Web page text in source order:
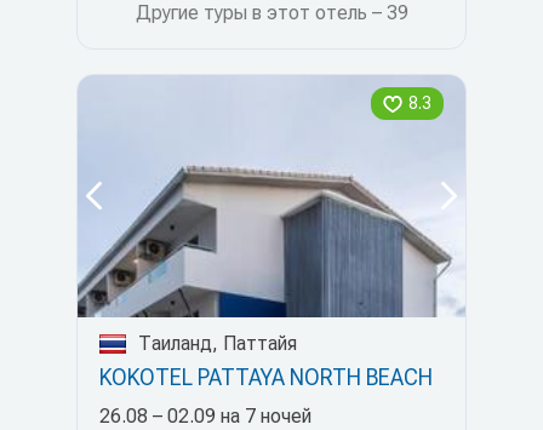
Другие туры в этот отель – 39
8.3
Таиланд, Паттайя
KOKOTEL PATTAYA NORTH BEACH
26.08 – 02.09 на 7 ночей